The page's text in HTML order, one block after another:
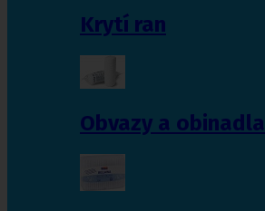
Krytí ran
Obvazy a obinadla